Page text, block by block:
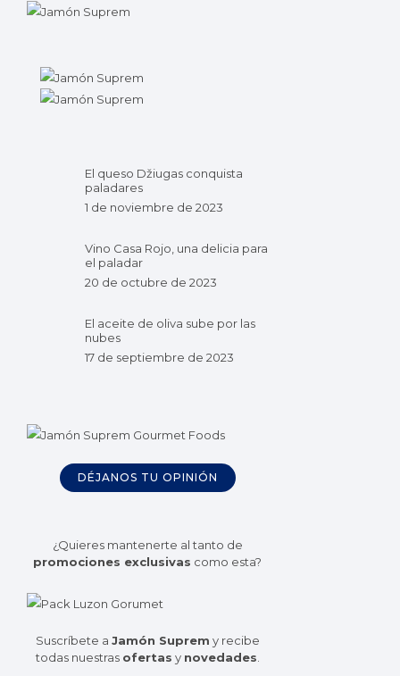
El queso Džiugas conquista
paladares
1 de noviembre de 2023
Vino Casa Rojo, una delicia para
el paladar
20 de octubre de 2023
El aceite de oliva sube por las
nubes
17 de septiembre de 2023
DÉJANOS TU OPINIÓN
¿Quieres mantenerte al tanto de
promociones exclusivas como esta?
Suscríbete a Jamón Suprem y recibe
todas nuestras ofertas y novedades